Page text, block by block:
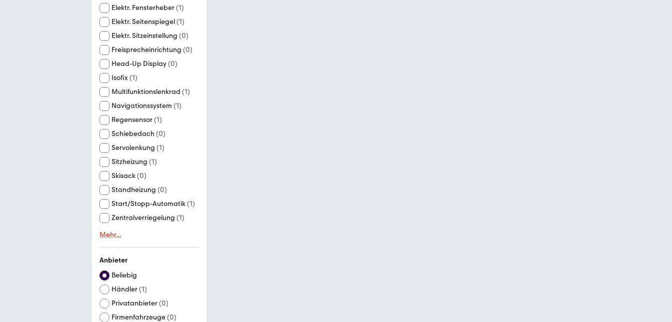
Elektr. Fensterheber(1)
Elektr. Seitenspiegel(1)
Elektr. Sitzeinstellung (0)
Freisprecheinrichtung (0)
Head-Up Display(0)
Isofix(1)
Multifunktionslenkrad (1)
Navigationssystem (1)
Regensensor(1)
Schiebedach (0)
Servolenkung (1)
Sitzheizung (1)
Skisack(0)
Standheizung (0)
Start/Stopp-Automatik(1)
Zentralverriegelung (1)
Mehr...
Anbieter
Beliebig
Händler(1)
Privatanbieter(0)
Firmenfahrzeuge(0)